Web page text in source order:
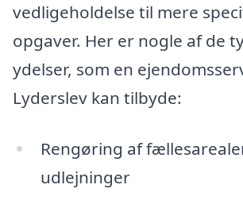
vedligeholdelse til mere
opgaver. Her er nogle af de
ydelser, som en
Lyderslev kan tilbyde:
Rengøring af
udlejninger